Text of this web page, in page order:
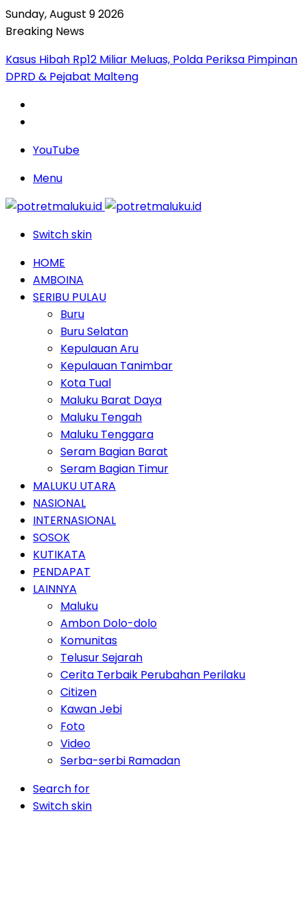
Sunday, August 9 2026
Breaking News
Kasus Hibah Rp12 Miliar Meluas, Polda Periksa Pimpinan
DPRD & Pejabat Malteng
YouTube
Menu
Switch skin
HOME
AMBOINA
SERIBU PULAU
Buru
Buru Selatan
Kepulauan Aru
Kepulauan Tanimbar
Kota Tual
Maluku Barat Daya
Maluku Tengah
Maluku Tenggara
Seram Bagian Barat
Seram Bagian Timur
MALUKU UTARA
NASIONAL
INTERNASIONAL
SOSOK
KUTIKATA
PENDAPAT
LAINNYA
Maluku
Ambon Dolo-dolo
Komunitas
Telusur Sejarah
Cerita Terbaik Perubahan Perilaku
Citizen
Kawan Jebi
Foto
Video
Serba-serbi Ramadan
Search for
Switch skin